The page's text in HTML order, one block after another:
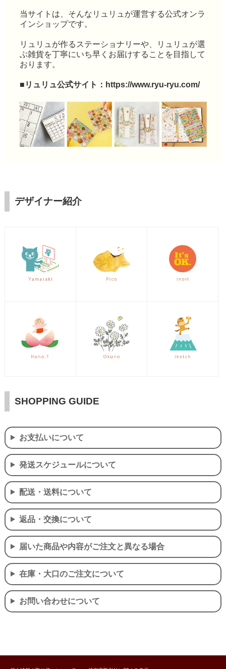
当サイトは、そんなリュリュが運営する公式オンラ
インショップです。
リュリュが作るステーショナリーや、リュリュが選
ぶ雑貨を丁寧にいち早くお届けすることを目指して
おります。
■リュリュ公式サイト： https://www.ryu-ryu.com/
デザイナー紹介
SHOPPING GUIDE
お支払いについて
発送スケジュールについて
配送・送料について
返品・交換について
届いた商品や内容がご注文と異なる場合
在庫・大口のご注文について
お問い合わせについて